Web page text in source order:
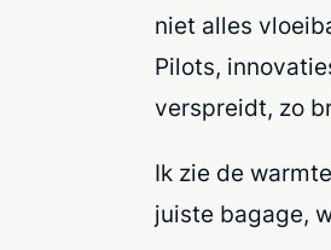
niet alles
Pilots,
verspreidt, zo
Ik zie de
juiste bagage,